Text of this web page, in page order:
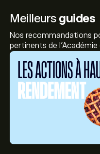
Meilleurs guides
Nos recommandations
pertinents de l'Académie